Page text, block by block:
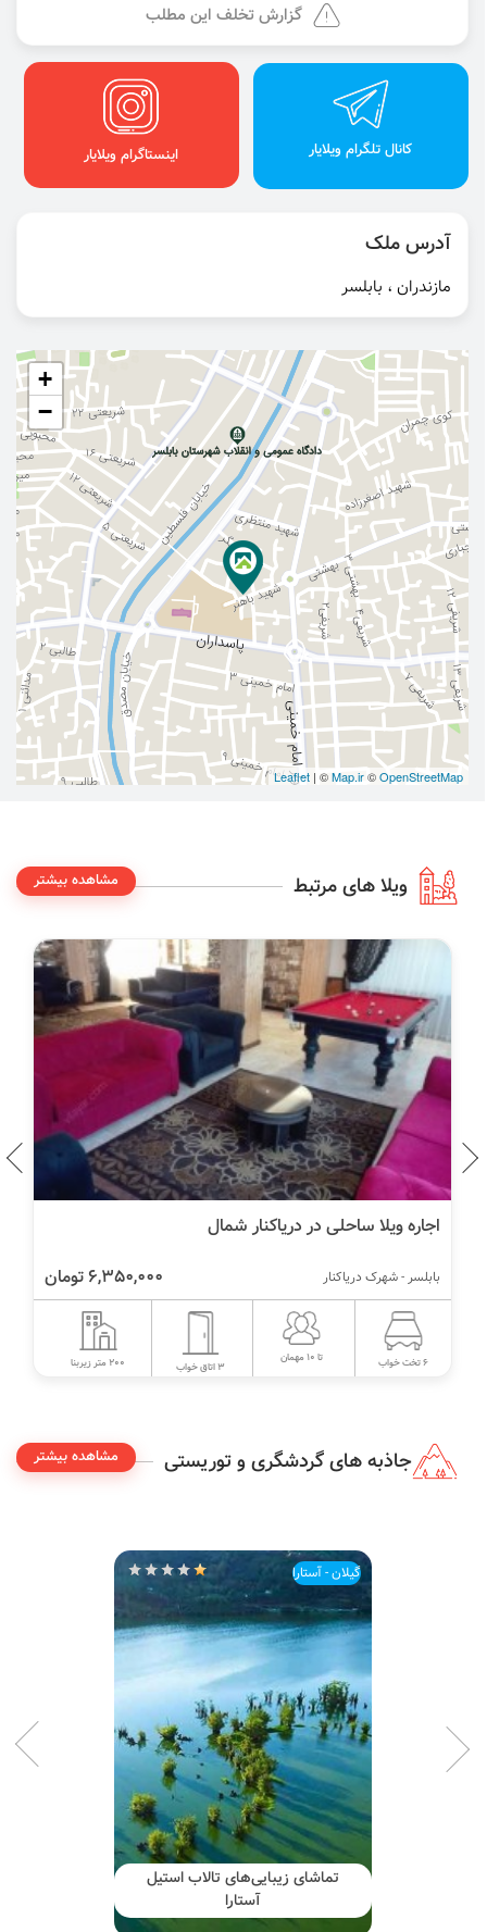
گزارش تخلف این مطلب
کانال تلگرام ویلایار اینستاگرام ویلایار
آدرس ملک
مازندران ، بابلسر
+
−
Leaflet | ©Map.ir©OpenStreetMap
ویلا های مرتبط مشاهده بیشتر
اجاره ویلا ساحلی در دریاکنار شمال
6,350,000 تومان بابلسر - شهرک دریاکنار
6 تخت خواب تا 10 مهمان
3 اتاق خواب 200 متر زیربنا
جاذبه های گردشگری و توریستی مشاهده بیشتر
گیلان - آستارا
تماشای زیبایی‌های تالاب استیل
آستارا